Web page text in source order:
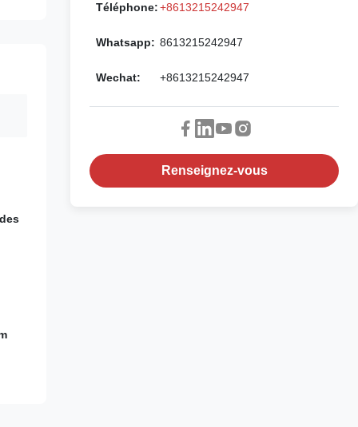
Téléphone:+8613215242947
Whatsapp: 8613215242947
Wechat: +8613215242947
Renseignez-vous